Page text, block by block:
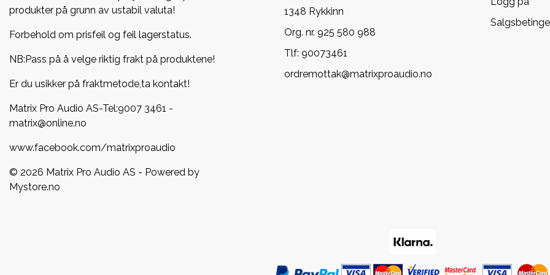
produkter på grunn av ustabil valuta!
Forbehold om prisfeil og feil lagerstatus.
NB:Pass på å velge riktig frakt på produktene!
Er du usikker på fraktmetode,ta kontakt!
Matrix Pro Audio AS-Tel:9007 3461 -
matrix@online.no
www.facebook.com/matrixproaudio
© 2026 Matrix Pro Audio AS - Powered by
Mystore.no
1348 Rykkinn
Org. nr. 925 580 988
Tlf: 90073461
ordremottak@matrixproaudio.no